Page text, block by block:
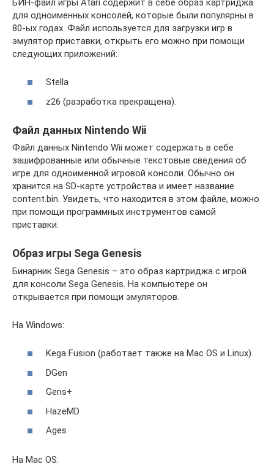
БИН-файл игры Atari содержит в себе образ картриджа
для одноименных консолей, которые были популярны в
80-ых годах. Файл используется для загрузки игр в
эмулятор приставки, открыть его можно при помощи
следующих приложений:
Stella
z26 (разработка прекращена).
Файл данных Nintendo Wii
Файл данных Nintendo Wii может содержать в себе
зашифрованные или обычные текстовые сведения об
игре для одноименной игровой консоли. Обычно он
хранится на SD-карте устройства и имеет название
content.bin. Увидеть, что находится в этом файле, можно
при помощи программных инструментов самой
приставки.
Образ игры Sega Genesis
Бинарник Sega Genesis – это образ картриджа с игрой
для консоли Sega Genesis. На компьютере он
открывается при помощи эмуляторов.
На Windows:
Kega Fusion (работает также на Mac OS и Linux)
DGen
Gens+
HazeMD
Ages
На Mac OS: